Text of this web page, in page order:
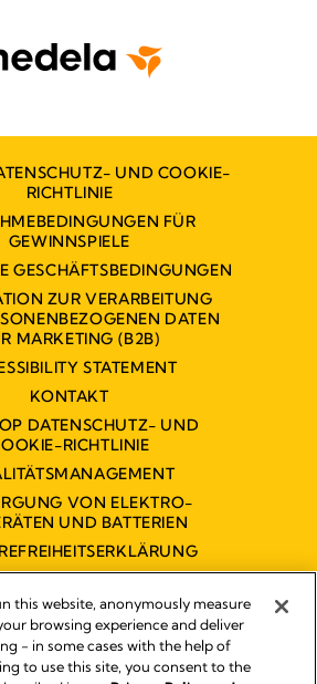
UND COOKIE-
RICHTLINIE
FÜR
GEWINNSPIELE
GESCHÄFTSBEDINGUNGEN
ZUR VERARBEITUNG
DATEN
MARKETING (B2B)
STATEMENT
KONTAKT
DATENSCHUTZ- UND
RICHTLINIE
VON ELEKTRO-
UND BATTERIEN
Impressum
this website, anonymously measure
browsing experience and deliver
- in some cases with the help of
to use this site, you consent to the